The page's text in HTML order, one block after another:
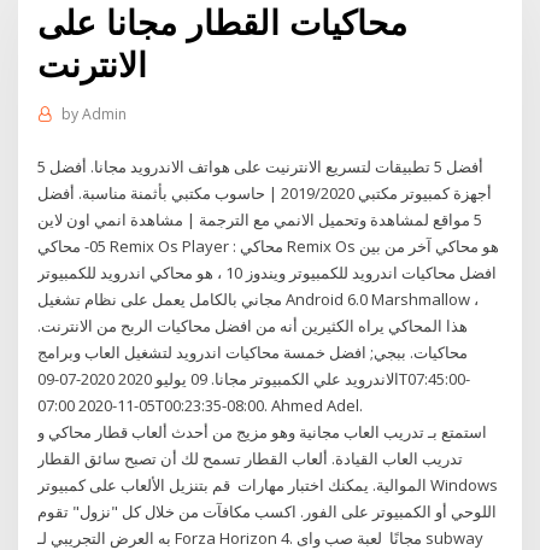
محاكيات القطار مجانا على
الانترنت
byAdmin
أفضل 5 تطبيقات لتسريع الانترنيت على هواتف الاندرويد مجانا. أفضل 5
أجهزة كمبيوتر مكتبي 2019/2020 | حاسوب مكتبي بأثمنة مناسبة. أفضل
5 مواقع لمشاهدة وتحميل الانمي مع الترجمة | مشاهدة انمي اون لاين
05- محاكي Remix Os Player : محاكي Remix Os هو محاكي آخر من بين
افضل محاكيات اندرويد للكمبيوتر ويندوز 10 ، هو محاكي اندرويد للكمبيوتر
مجاني بالكامل يعمل على نظام تشغيل Android 6.0 Marshmallow ،
هذا المحاكي يراه الكثيرين أنه من افضل محاكيات الربح من الانترنت.
محاكيات. ببجي; افضل خمسة محاكيات اندرويد لتشغيل العاب وبرامج
الاندرويد علي الكمبيوتر مجانا. 09 يوليو 2020 2020-07-09T07:45:00-
07:00 2020-11-05T00:23:35-08:00. Ahmed Adel.
استمتع بـ تدريب العاب مجانية وهو مزيج من أحدث ألعاب قطار محاكي و
تدريب العاب القيادة. ألعاب القطار تسمح لك أن تصبح سائق القطار
الموالية. يمكنك اختبار مهارات قم بتنزيل الألعاب على كمبيوتر Windows
اللوحي أو الكمبيوتر على الفور. اكسب مكافآت من خلال كل "نزول" تقوم
به العرض التجريبي لـ Forza Horizon 4. مجانًا لعبة صب واى subway